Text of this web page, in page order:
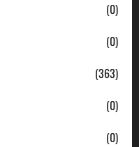
(0)
(0)
(363)
(0)
(0)